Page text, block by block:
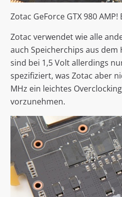
Zotac GeForce GTX 980
Zotac verwendet wie alle
auch Speicherchips aus dem
sind bei 1,5 Volt allerdings
spezifiziert, was Zotac aber
MHz ein leichtes
vorzunehmen.